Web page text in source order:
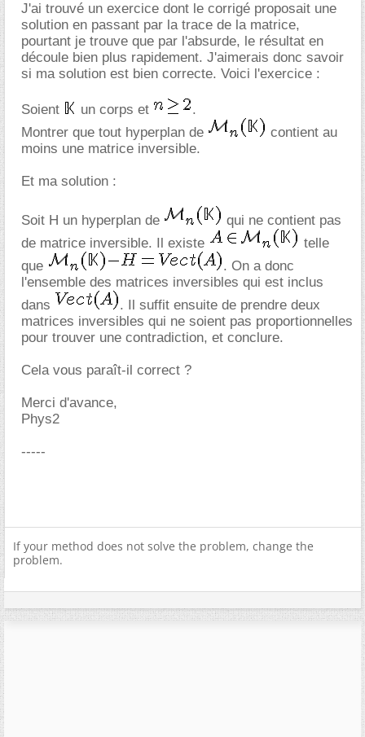
J'ai trouvé un exercice dont le corrigé proposait une
solution en passant par la trace de la matrice,
pourtant je trouve que par l'absurde, le résultat en
découle bien plus rapidement. J'aimerais donc savoir
si ma solution est bien correcte. Voici l'exercice :
Soient un corps et
.
Montrer que tout hyperplan de
contient au
moins une matrice inversible.
Et ma solution :
Soit H un hyperplan de
qui ne contient pas
de matrice inversible. Il existe
telle
que
. On a donc
l'ensemble des matrices inversibles qui est inclus
dans
. Il suffit ensuite de prendre deux
matrices inversibles qui ne soient pas proportionnelles
pour trouver une contradiction, et conclure.
Cela vous paraît-il correct ?
Merci d'avance,
Phys2
-----
If your method does not solve the problem, change the
problem.